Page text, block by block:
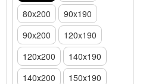
80x200
90x190
90x200
120x190
120х200
140x190
140х200
150х190